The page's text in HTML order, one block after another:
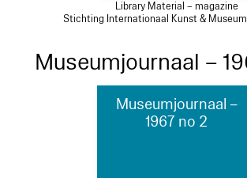
Library Material – magazine
Stichting Internationaal Kunst &
Museumjournaal –
Museumjournaal –
1967 no 2